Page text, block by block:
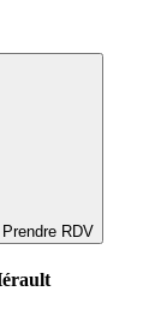
Prendre RDV